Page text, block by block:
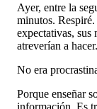
Ayer, entre la
minutos. Respiré.
expectativas, sus
atreverían a hacer.
No era
Porque enseñar
información. Es